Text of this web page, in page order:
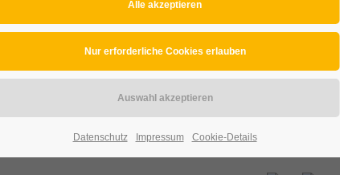
ZEIT FÜR EIN DANKE
ZEIT FÜR EIN DANKE
Datenschutz Impressum Cookie-Details